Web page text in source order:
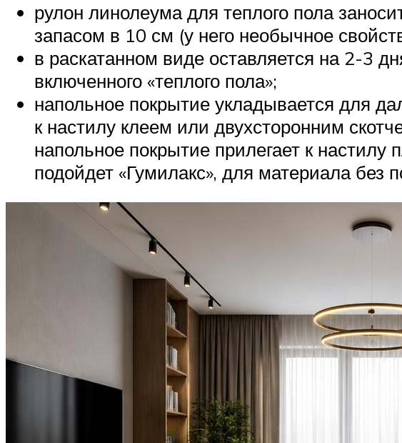
рулон линолеума для теплого пола
запасом в 10 см (у него необычное
в раскатанном виде оставляется на 2-3
включенного «теплого пола»;
напольное покрытие укладывается для
к настилу клеем или двухсторонним
напольное покрытие прилегает к
подойдет «Гумилакс», для материала без